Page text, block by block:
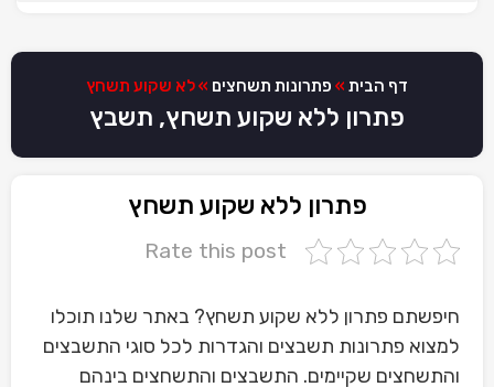
דף הבית » פתרונות תשחצים »לא שקוע תשחץ
פתרון ללא שקוע תשחץ, תשבץ
פתרון ללא שקוע תשחץ
Rate this post
חיפשתם פתרון ללא שקוע תשחץ? באתר שלנו תוכלו
למצוא פתרונות תשבצים והגדרות לכל סוגי התשבצים
והתשחצים שקיימים. התשבצים והתשחצים בינהם